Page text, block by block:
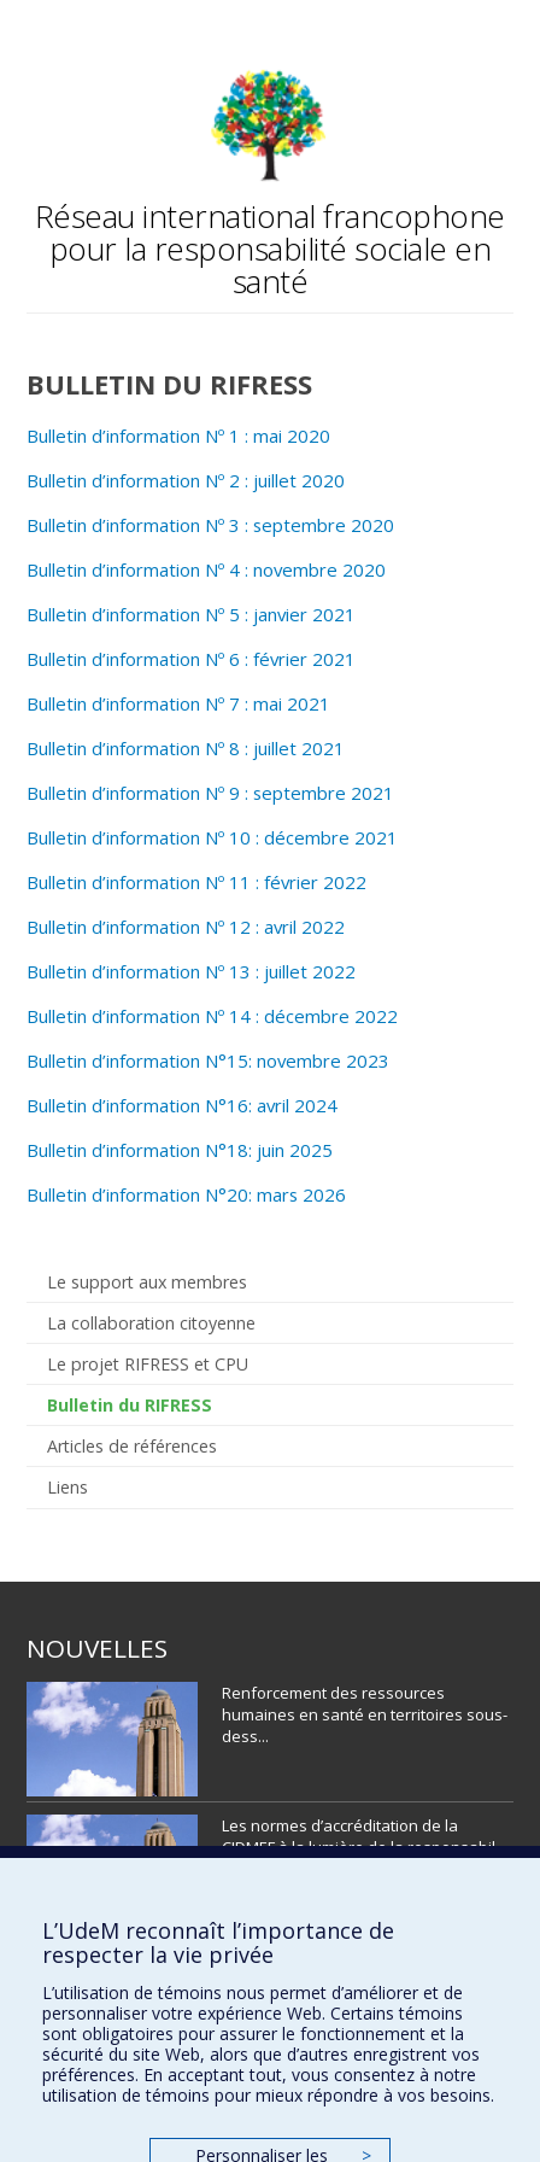
Réseau international francophone
pour la responsabilité sociale en
santé
Le support aux membres
La collaboration citoyenne
Le projet RIFRESS et CPU
Bulletin du RIFRESS
Articles de références
Liens
BULLETIN DU RIFRESS
Bulletin d’information Nº 1 : mai 2020
Bulletin d’information Nº 2 : juillet 2020
Bulletin d’information Nº 3 : septembre 2020
Bulletin d’information Nº 4 : novembre 2020
Bulletin d’information Nº 5 : janvier 2021
Bulletin d’information Nº 6 : février 2021
Bulletin d’information Nº 7 : mai 2021
Bulletin d’information Nº 8 : juillet 2021
Bulletin d’information Nº 9 : septembre 2021
Bulletin d’information Nº 10 : décembre 2021
Bulletin d’information Nº 11 : février 2022
Bulletin d’information Nº 12 : avril 2022
Bulletin d’information Nº 13 : juillet 2022
Bulletin d’information Nº 14 : décembre 2022
Bulletin d’information N°15: novembre 2023
Bulletin d’information N°16: avril 2024
Bulletin d’information N°18: juin 2025
Bulletin d’information N°20: mars 2026
NOUVELLES
Renforcement des ressources
humaines en santé en territoires sous-
dess...
Les normes d’accréditation de la
CIDMEF à la lumière de la responsabil...
L’éditorial
L’UdeM reconnaît l’importance de
respecter la vie privée
L’utilisation de témoins nous permet d’améliorer et de
personnaliser votre expérience Web. Certains témoins
sont obligatoires pour assurer le fonctionnement et la
sécurité du site Web, alors que d’autres enregistrent vos
préférences. En acceptant tout, vous consentez à notre
utilisation de témoins pour mieux répondre à vos besoins.
Personnaliser les >